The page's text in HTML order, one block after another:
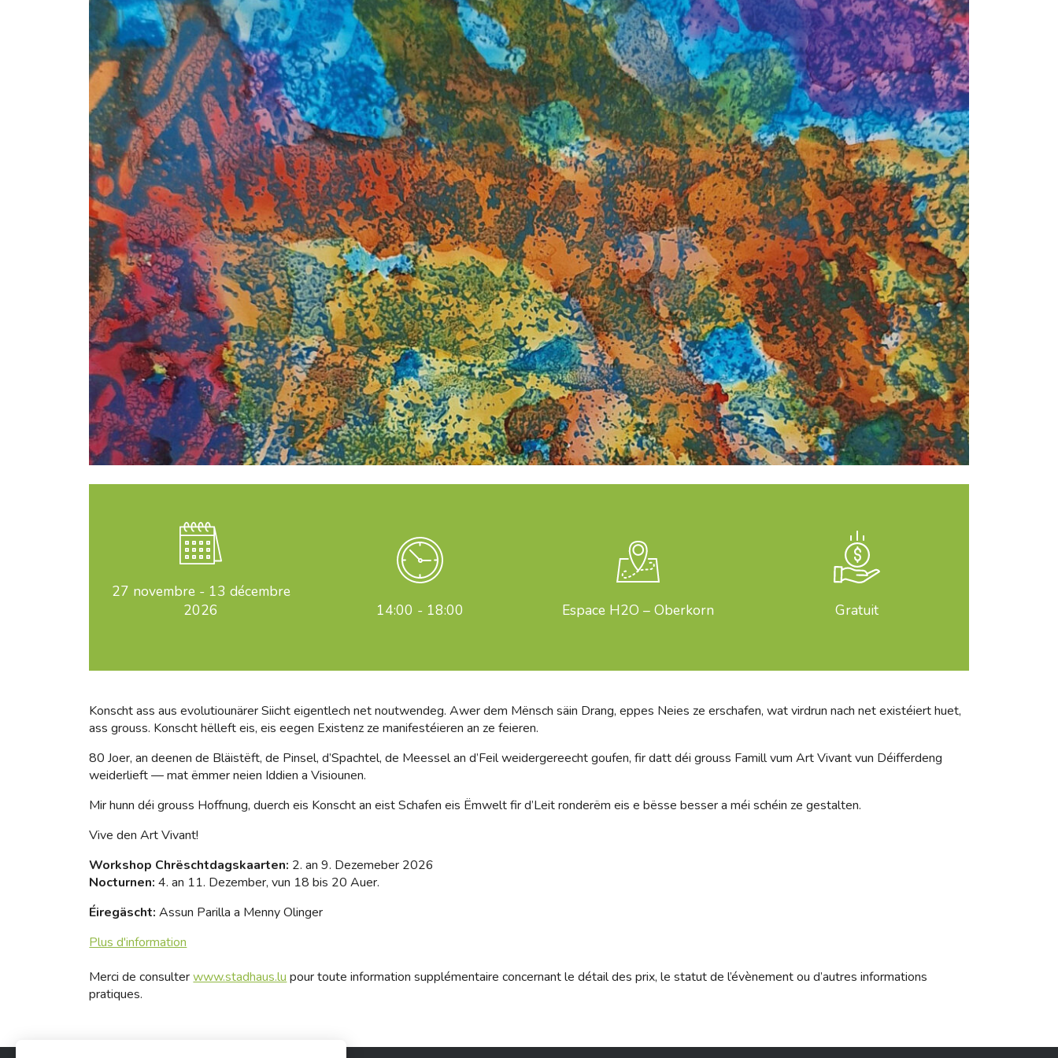
27 novembre- 13 décembre
2026
14:00 - 18:00 Espace H2O – Oberkorn Gratuit
Konscht ass aus evolutiounärer Siicht eigentlech net noutwendeg. Awer dem Mënsch säin Drang, eppes Neies ze erschafen, wat virdrun nach net existéiert huet,
ass grouss. Konscht hëlleft eis, eis eegen Existenz ze manifestéieren an ze feieren.
80 Joer, an deenen de Bläistëft, de Pinsel, d’Spachtel, de Meessel an d’Feil weidergereecht goufen, fir datt déi grouss Famill vum Art Vivant vun Déifferdeng
weiderlieft — mat ëmmer neien Iddien a Visiounen.
Mir hunn déi grouss Hoffnung, duerch eis Konscht an eist Schafen eis Ëmwelt fir d’Leit ronderëm eis e bësse besser a méi schéin ze gestalten.
Vive den Art Vivant!
Workshop Chrëschtdagskaarten: 2. an 9. Dezemeber 2026
Nocturnen:4. an 11. Dezember, vun 18 bis 20 Auer.
Éiregäscht: Assun Parilla a Menny Olinger
Plus d'information
Merci de consulterwww.stadhaus.lu pour toute information supplémentaire concernant le détail des prix, le statut de l’évènement ou d’autres informations
pratiques.